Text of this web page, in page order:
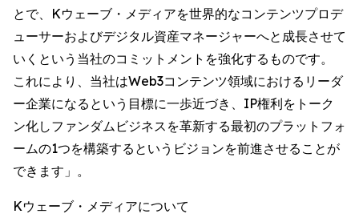
とで、Kウェーブ・メディアを世界的なコンテンツプロデ
ューサーおよびデジタル資産マネージャーへと成長させて
いくという当社のコミットメントを強化するものです。
これにより、当社はWeb3コンテンツ領域におけるリーダ
ー企業になるという目標に一歩近づき、IP権利をトーク
ン化しファンダムビジネスを革新する最初のプラットフォ
ームの1つを構築するというビジョンを前進させることが
できます」。
Kウェーブ・メディアについて